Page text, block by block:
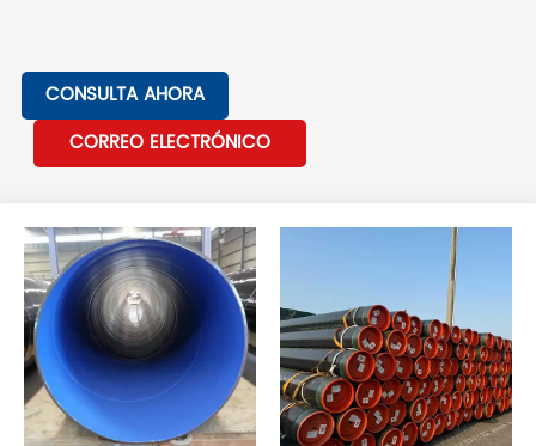
CONSULTA AHORA
CORREO ELECTRÓNICO